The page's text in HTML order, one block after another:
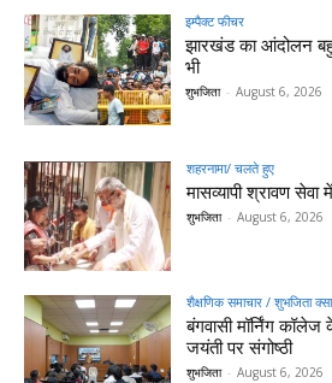
इम्पैक्ट फीचर
झारखंड का आंदोलन
भी
शुभजिता - August 6, 2026
शहरनामा/ चलते हुए
मासव्यापी श्रावण
शुभजिता - August 6, 2026
शैक्षणिक समाचार / शुभजिता
बंगवासी मॉर्निंग
जयंती पर संगोष्ठी
शुभजिता - August 6, 2026